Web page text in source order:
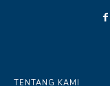
TENTANG KAMI